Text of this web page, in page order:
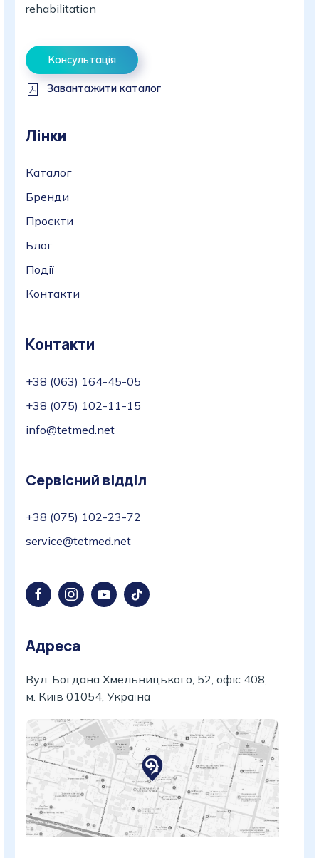
rehabilitation
Консультація
Завантажити каталог
Лінки
Каталог
Бренди
Проєкти
Блог
Події
Контакти
Контакти
+38 (063) 164-45-05
+38 (075) 102-11-15
info@tetmed.net
Сервісний відділ
+38 (075) 102-23-72
service@tetmed.net
Адреса
Вул. Богдана Хмельницького, 52, офіс 408,
м. Київ 01054, Україна